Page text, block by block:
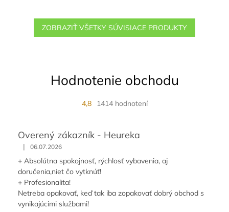
ZOBRAZIŤ VŠETKY SÚVISIACE PRODUKTY
Hodnotenie obchodu
4,8 1414 hodnotení
Overený zákazník - Heureka
| 06.07.2026
+ Absolútna spokojnosť, rýchlosť vybavenia, aj
doručenia,niet čo vytknúť!
+ Profesionalita!
Netreba opakovať, keď tak iba zopakovať dobrý obchod s
vynikajúcimi službami!